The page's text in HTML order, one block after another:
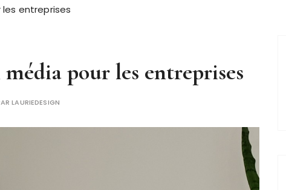
les entreprises
pour les entreprises
LAURIEDESIGN